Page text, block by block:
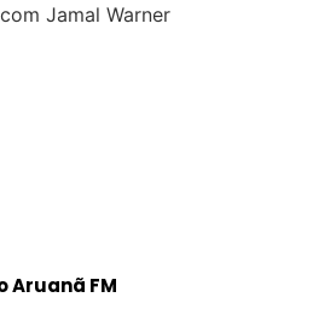
Aruanã FM